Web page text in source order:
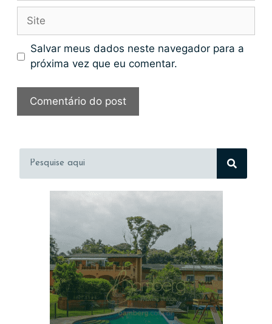
Salvar meus dados neste navegador para a
próxima vez que eu comentar.